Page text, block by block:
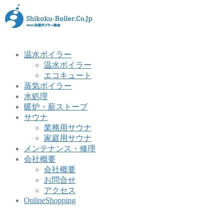
温水ボイラー
温水ボイラー
エコキュート
蒸気ボイラー
水処理
暖炉・薪ストーブ
サウナ
業務用サウナ
家庭用サウナ
メンテナンス・修理
会社概要
会社概要
お問合せ
アクセス
OnlineShopping